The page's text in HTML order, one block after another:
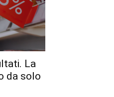
La
da solo